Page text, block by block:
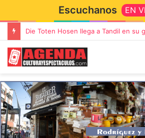
Escuchanos EN